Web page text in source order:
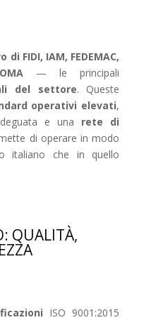
FIDI, IAM, FEDEMAC,
— le principali
del settore. Queste
operativi elevati,
e una rete di
di operare in modo
italiano che in quello
QUALITÀ,
ISO 9001:2015